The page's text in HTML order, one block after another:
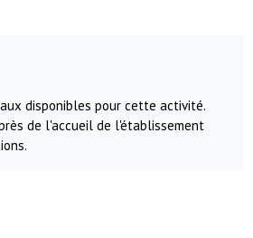
disponibles pour cette activité.
de l'accueil de l'établissement